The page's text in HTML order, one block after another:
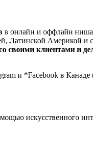
в онлайн и оффлайн
Латинской Америкой
своими клиентами и
и *Facebook в
искусственного